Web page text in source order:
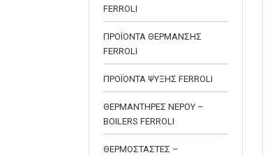
FERROLI
ΠΡΟΪΟΝΤΑ ΘΕΡΜΑΝΣΗΣ
FERROLI
ΠΡΟΪΟΝΤΑ ΨΥΞΗΣ FERROLI
ΘΕΡΜΑΝΤΗΡΕΣ ΝΕΡΟΥ –
BOILERS FERROLI
ΘΕΡΜΟΣΤΑΣΤΕΣ –